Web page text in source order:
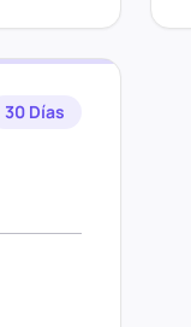
30 Días